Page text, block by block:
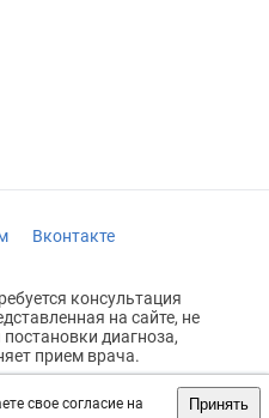
свое согласие на
Принять
Вконтакте
консультация
на сайте, не
диагноза,
прием врача.